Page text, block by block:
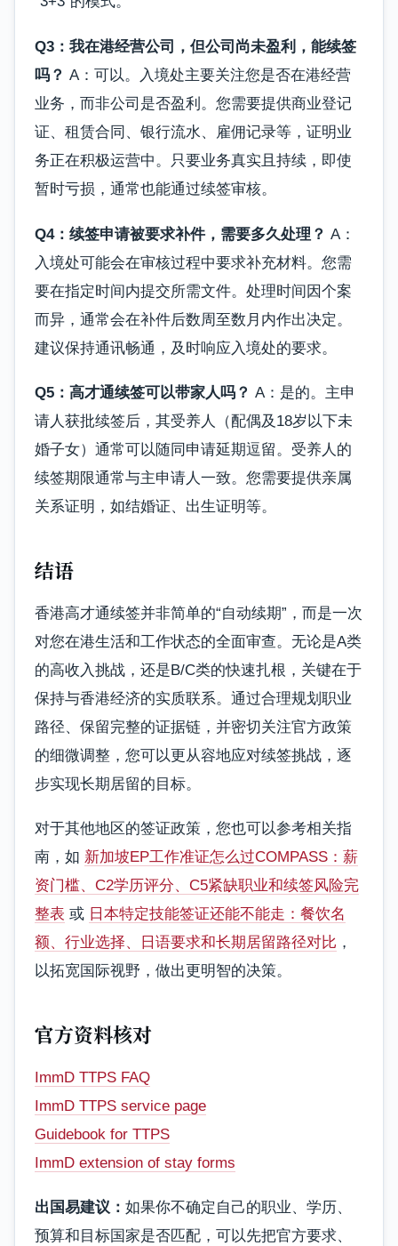
Q3：我在港经营公司，但公司尚未盈利，能续签
吗？ A：可以。入境处主要关注您是否在港经营
业务，而非公司是否盈利。您需要提供商业登记
证、租赁合同、银行流水、雇佣记录等，证明业
务正在积极运营中。只要业务真实且持续，即使
暂时亏损，通常也能通过续签审核。
Q4：续签申请被要求补件，需要多久处理？ A：
入境处可能会在审核过程中要求补充材料。您需
要在指定时间内提交所需文件。处理时间因个案
而异，通常会在补件后数周至数月内作出决定。
建议保持通讯畅通，及时响应入境处的要求。
Q5：高才通续签可以带家人吗？ A：是的。主申
请人获批续签后，其受养人（配偶及18岁以下未
婚子女）通常可以随同申请延期逗留。受养人的
续签期限通常与主申请人一致。您需要提供亲属
关系证明，如结婚证、出生证明等。
结语
香港高才通续签并非简单的“自动续期”，而是一次
对您在港生活和工作状态的全面审查。无论是A类
的高收入挑战，还是B/C类的快速扎根，关键在于
保持与香港经济的实质联系。通过合理规划职业
路径、保留完整的证据链，并密切关注官方政策
的细微调整，您可以更从容地应对续签挑战，逐
步实现长期居留的目标。
对于其他地区的签证政策，您也可以参考相关指
南，如 新加坡EP工作准证怎么过COMPASS：薪
资门槛、C2学历评分、C5紧缺职业和续签风险完
整表 或 日本特定技能签证还能不能走：餐饮名
额、行业选择、日语要求和长期居留路径对比 ，
以拓宽国际视野，做出更明智的决策。
官方资料核对
ImmD TTPS FAQ
ImmD TTPS service page
Guidebook for TTPS
ImmD extension of stay forms
出国易建议： 如果你不确定自己的职业、学历、
预算和目标国家是否匹配，可以先把官方要求、